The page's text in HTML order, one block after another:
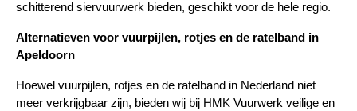
schitterend siervuurwerk bieden, geschikt voor de hele regio.
Alternatieven voor vuurpijlen, rotjes en de ratelband in
Apeldoorn
Hoewel vuurpijlen, rotjes en de ratelband in Nederland niet
meer verkrijgbaar zijn, bieden wij bij HMK Vuurwerk veilige en